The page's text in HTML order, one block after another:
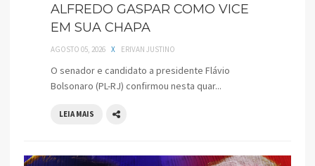
ALFREDO GASPAR COMO VICE
EM SUA CHAPA
AGOSTO 05, 2026 X ERIVAN JUSTINO
O senador e candidato a presidente Flávio
Bolsonaro (PL-RJ) confirmou nesta quar...
LEIA MAIS